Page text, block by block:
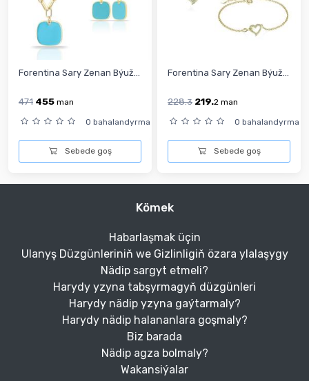
Forentina Sary Zenan Býuž...
471 455 man
0 bahalandyrma
Sebede goş
Forentina Sary Zenan Býuž...
228.3 219.2 man
0 bahalandyrma
Sebede goş
Kömek
Habarlaşmak üçin
Ulanyş Düzgünleriniň we Gizlinligiň özara ylalaşygy
Nädip sargyt etmeli?
Harydy yzyna tabşyrmagyň düzgünleri
Harydy nädip yzyna gaýtarmaly?
Harydy nädip halananlara goşmaly?
Biz barada
Nädip agza bolmaly?
Wakansiýalar